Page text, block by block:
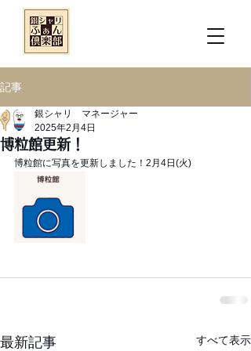
記事
博粒館更新！
銀シャリ マネージャー
2025年2月4日
博粒館に写真を更新しました！2月4日(火)
最新記事 すべて表示